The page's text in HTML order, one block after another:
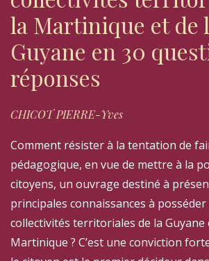
la Martinique et de
Guyane en 30
réponses
CHICOT PIERRE-Yves
Comment résister à la tentation de
pédagogique, en vue de mettre à la
citoyens, un ouvrage destiné à
principales connaissances à
collectivités territoriales de la Guyane
Martinique ? C’est une conviction